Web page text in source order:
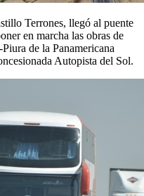
Terrones, llegó al puente
en marcha las obras de
de la Panamericana
Autopista del Sol.